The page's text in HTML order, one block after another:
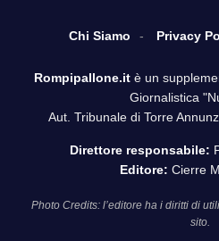
Chi Siamo Privacy
Rompipallone.it è un
Giornalistica
Aut. Tribunale di Torre
Direttore responsabile:
Editore: Cierre
Photo Credits: l’editore ha i diritti di
sito.